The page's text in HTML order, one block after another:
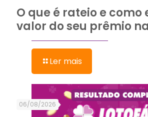
O que é rateio e como
valor do seu prêmio
Ler mais
06/08/2026